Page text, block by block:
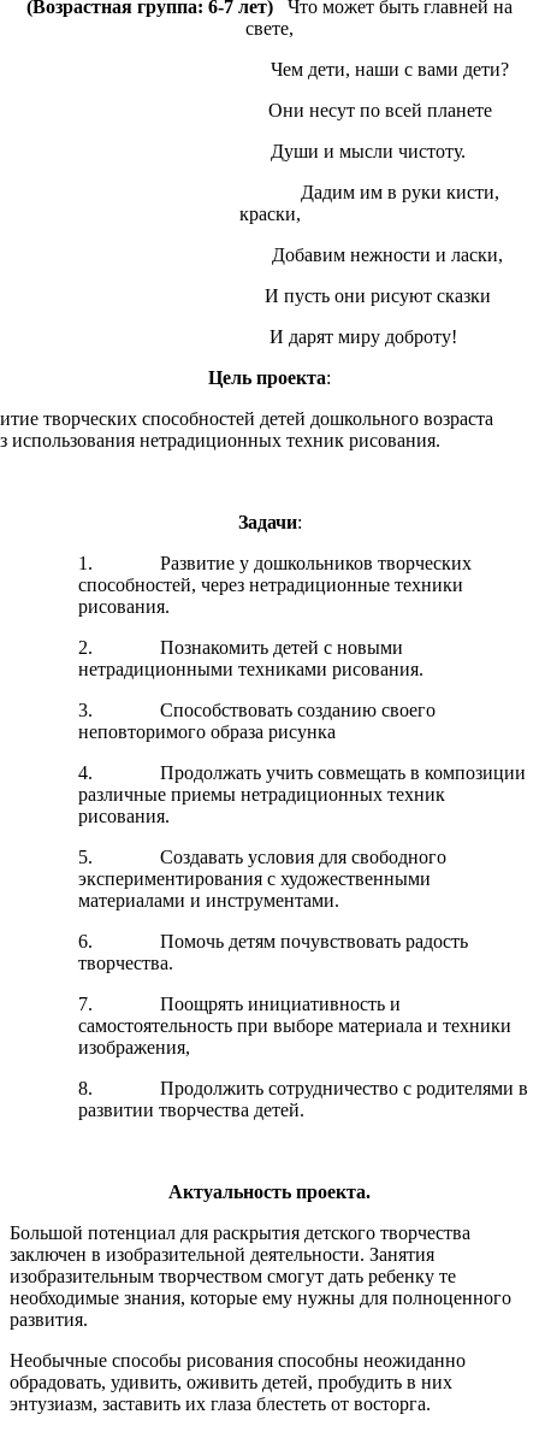
(Возрастная группа: 6-7 лет) Что может быть главней на
свете,
Чем дети, наши с вами дети?
Они несут по всей планете
Души и мысли чистоту.
Дадим им в руки кисти,
краски,
Добавим нежности и ласки,
И пусть они рисуют сказки
И дарят миру доброту!
Цель проекта:
творческих способностей детей дошкольного возраста
использования нетрадиционных техник рисования.
Задачи:
1. Развитие у дошкольников творческих
способностей, через нетрадиционные техники
рисования.
2. Познакомить детей с новыми
нетрадиционными техниками рисования.
3. Способствовать созданию своего
неповторимого образа рисунка
4. Продолжать учить совмещать в композиции
различные приемы нетрадиционных техник
рисования.
5. Создавать условия для свободного
экспериментирования с художественными
материалами и инструментами.
6. Помочь детям почувствовать радость
творчества.
7. Поощрять инициативность и
самостоятельность при выборе материала и техники
изображения,
8. Продолжить сотрудничество с родителями в
развитии творчества детей.
Актуальность проекта.
Большой потенциал для раскрытия детского творчества
заключен в изобразительной деятельности. Занятия
изобразительным творчеством смогут дать ребенку те
необходимые знания, которые ему нужны для полноценного
развития.
Необычные способы рисования способны неожиданно
обрадовать, удивить, оживить детей, пробудить в них
энтузиазм, заставить их глаза блестеть от восторга.